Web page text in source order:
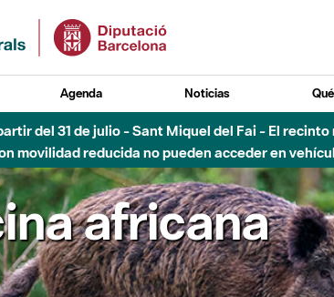
Agenda Noticias
del 31 de julio - Sant Miquel del Fai - El
movilidad reducida no pueden acceder en
africana